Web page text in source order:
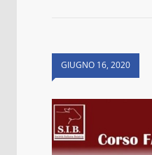
GIUGNO 16, 2020